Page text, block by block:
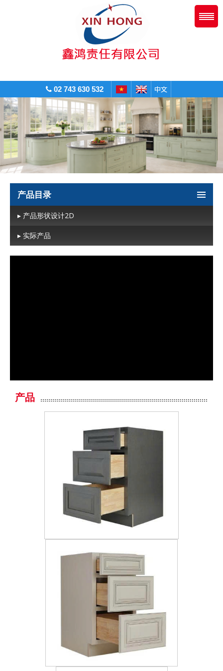
02 743 630 532
产品目录
▸ 产品形状设计2D
▸ 实际产品
产品